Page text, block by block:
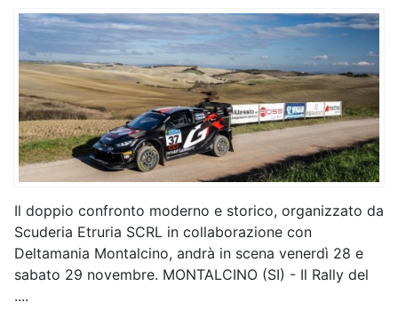
Il doppio confronto moderno e storico, organizzato da
Scuderia Etruria SCRL in collaborazione con
Deltamania Montalcino, andrà in scena venerdì 28 e
sabato 29 novembre. MONTALCINO (SI) - Il Rally del
....